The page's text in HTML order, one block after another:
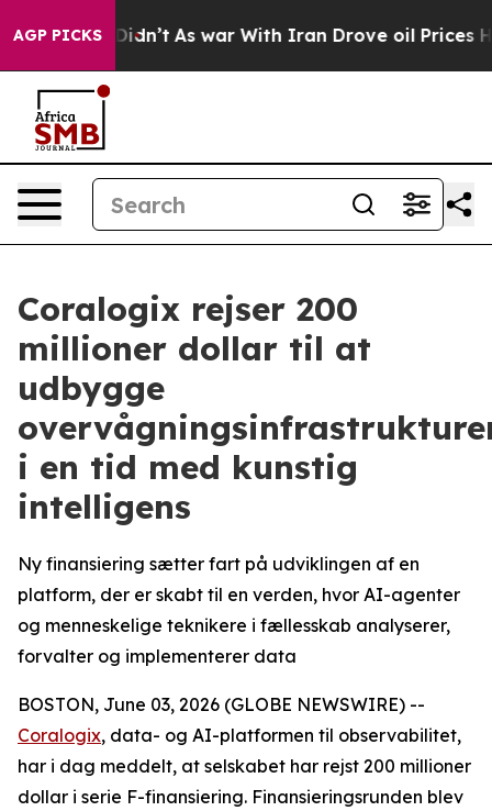
AGP PICKS
it Didn’t As war With Iran Drove oil Prices Higher,
Coralogix rejser 200
millioner dollar til at
udbygge
i en tid med kunstig
intelligens
Ny finansiering sætter fart på udviklingen af en
platform, der er skabt til en verden, hvor AI-agenter
og menneskelige teknikere i fællesskab analyserer,
forvalter og implementerer data
BOSTON, June 03, 2026 (GLOBE NEWSWIRE) --
Coralogix, data- og AI-platformen til observabilitet,
har i dag meddelt, at selskabet har rejst 200 millioner
dollar i serie F-finansiering. Finansieringsrunden blev